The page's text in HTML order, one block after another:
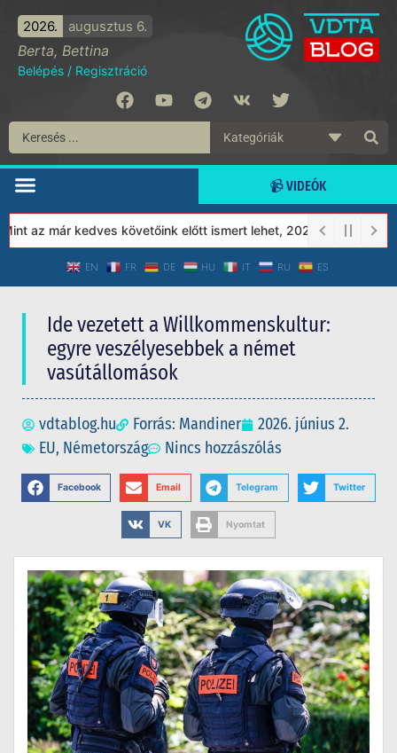
2026. augusztus 6.
Berta, Bettina
Belépés / Regisztráció
📹 VIDEÓK
már kedves követőink előtt ismert lehet, 2023-tól a Védett
EN FR DE HU IT RU ES
Ide vezetett a Willkommenskultur:
egyre veszélyesebbek a német
vasútállomások
vdtablog.hu Forrás: Mandiner
2026. június 2.
EU, Németország Nincs hozzászólás
Facebook Email Telegram Twitter
VK Nyomtat